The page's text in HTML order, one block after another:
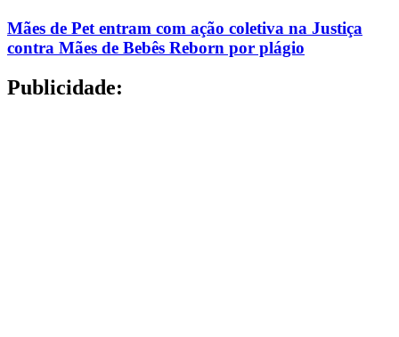
Mães de Pet entram com ação coletiva na Justiça
contra Mães de Bebês Reborn por plágio
Publicidade: